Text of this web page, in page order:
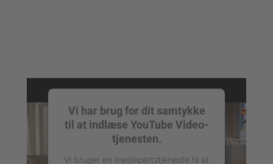
Vi har brug for dit samtykke
til at indlæse YouTube Video-
tjenesten.
Vi bruger en tredjepartstjeneste til at